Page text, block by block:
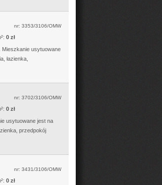
nr: 3353/3106/OMW
0 zł
Mieszkanie usytuowane
łazienka,
nr: 3702/3106/OMW
0 zł
usytuowane jest na
przedpokój
nr: 3431/3106/OMW
0 zł